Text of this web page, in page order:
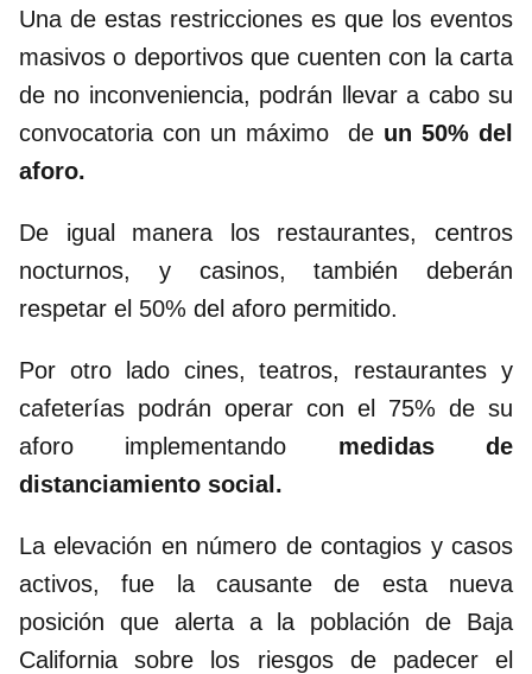
Una de estas restricciones es que los eventos
masivos o deportivos que cuenten con la carta
de no inconveniencia, podrán llevar a cabo su
convocatoria con un máximo de un 50% del
aforo.
De igual manera los restaurantes, centros
nocturnos, y casinos, también deberán
respetar el 50% del aforo permitido.
Por otro lado cines, teatros, restaurantes y
cafeterías podrán operar con el 75% de su
aforo implementando medidas de
distanciamiento social.
La elevación en número de contagios y casos
activos, fue la causante de esta nueva
posición que alerta a la población de Baja
California sobre los riesgos de padecer el